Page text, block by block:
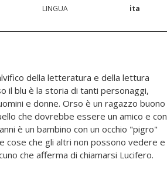
LINGUA
ita
della letteratura e della lettura
il blu è la storia di tanti personaggi,
e donne. Orso è un ragazzo buono
che dovrebbe essere un amico e con
è un bambino con un occhio "pigro"
cose che gli altri non possono vedere e
che afferma di chiamarsi Lucifero.
dai suoi compagni con la cecità e
luogo a lui straniero, ma dentro di lui
potenza da attraversare i secoli. Tra
tornare a casa e uomini per cui le storie
che inchiostro su carta, Galeati porta il
è allo stesso tempo concreto e